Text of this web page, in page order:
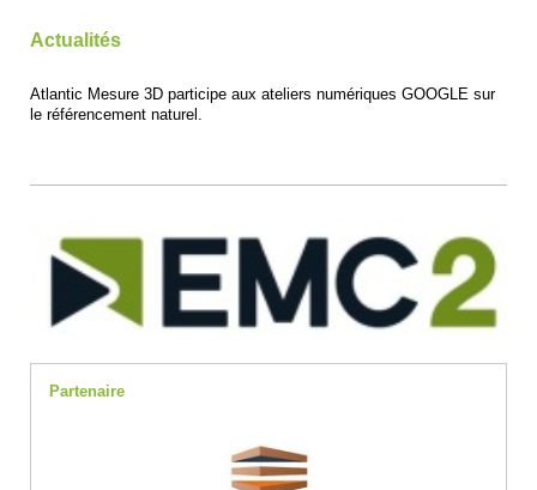
Actualités
Atlantic Mesure 3D participe aux ateliers numériques GOOGLE sur
le référencement naturel.
Partenaire